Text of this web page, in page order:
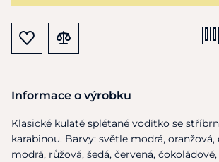
Informace o výrobku
Klasické kulaté splétané vodítko se
karabinou. Barvy: světle modrá, oranžová,
modrá, růžová, šedá, červená,